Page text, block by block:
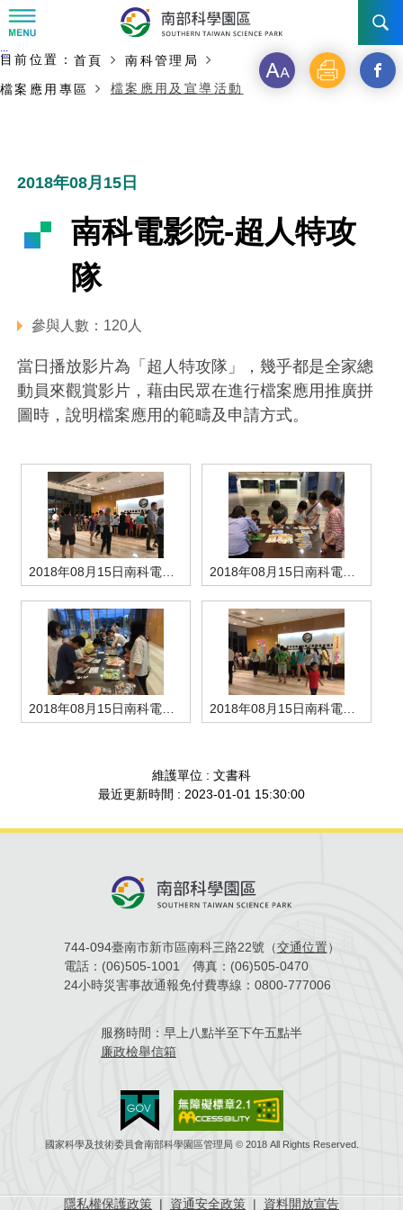
訊息公告
徵才公告
招標資訊
大事紀
局長小檔案
局長電子信箱
機關組織
組織法
組織職掌
管理局位置
施政主軸
國家科學及技術委員會重大政策
工作職掌與聯絡管道
廉政資訊
公職人員及關係人補助交易身分關係公開專區
機關採購廉政平臺
獲獎記錄
檔案應用服務須知
檔案應用及宣導活動
檔案教育訓練及標竿學習
檔案管理局相關連結
WebMail(新)
競爭優勢
水電供應
園區土地廠房宿舍出租資訊
園區資源再生中心
污水處理廠
高雄園區
簡介
土地規劃
園區土地廠房宿舍出租資訊
污水處理廠
橋頭園區
競爭優勢
水電供應
園區土地廠房宿舍出租資訊
污水處理廠
交通資訊
廠商名錄
園區公會資訊
研究機構
育成中心
文化藝術
公共藝術
考古遺址
南科新港堂
園區生活
生活服務
園區宿舍簡介
自行車道網
南科實中
創新創業
南科AI_ROBOT自造基地
南科創業工坊
永續園區
企業社會責任
永續LOHAS綠色園區
「沙崙生態科學園區生態保育協作平台」公開資訊
申辦案件處理時限
工商業務
通關業務
工安管理
環保管理
勞資管理
建築管理
電子公文交換
場地借用
園區事業管理費
宿舍租金費用
污水費
廢棄物清除處理費
科學園區廠商服務網
園區培訓課程
科學園區人才培育補助計畫
新興科技應用計畫
敦親睦鄰經費補助
園區參訪申請
性平專區
園區廠商採購資訊
主要內容開始
:::
目前位置： 首頁
南科管理局
檔案應用專區
檔案應用及宣導活動
字 列 另
享
到
2018年08月15日
南科電影院-超人特攻
隊
參與人數：120人
當日播放影片為「超人特攻隊」，幾乎都是全家總
動員來觀賞影片，藉由民眾在進行檔案應用推廣拼
圖時，說明檔案應用的範疇及申請方式。
2018年08月15日南科電影院-應用宣導-3 2018年08月15日南科電影院-應用宣導-4
維護單位 : 文書科
最近更新時間 : 2023-01-01 15:30:00
744-094臺南市新市區南科三路22號（交通位置）
電話： (06)505-1001 傳真： (06)505-0470
24小時災害事故通報免付費專線： 0800-777006
服務時間： 早上八點半至下午五點半
廉政檢舉信箱
國家科學及技術委員會南部科學園區管理局 © 2018 All Rights Reserved.
隱私權保護政策 | 資通安全政策 | 資料開放宣告